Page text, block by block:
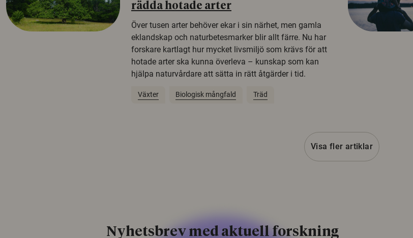
rädda hotade arter
Över tusen arter behöver ekar i sin närhet, men gamla
eklandskap och naturbetesmarker blir allt färre. Nu har
forskare kartlagt hur mycket livsmiljö som krävs för att
hotade arter ska kunna överleva – kunskap som kan
hjälpa naturvårdare att sätta in rätt åtgärder i tid.
Växter Biologisk mångfald Träd
Visa fler artiklar
Nyhetsbrev med aktuell forskning